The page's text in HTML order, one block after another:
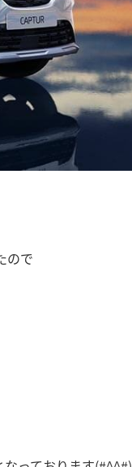
ので